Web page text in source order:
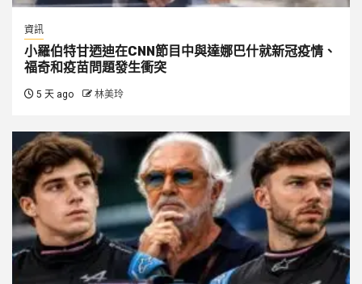
資訊
小羅伯特甘迺迪在CNN節目中與達娜巴什就新冠疫情、
福奇和疫苗問題發生衝突
5 天 ago 林美玲